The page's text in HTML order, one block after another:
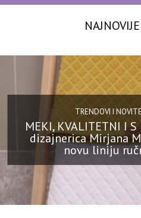
NAJNOVIJE
TRENDOVI I
MEKI, KVALITETNI I S
dizajnerica Mirjana
novu liniju